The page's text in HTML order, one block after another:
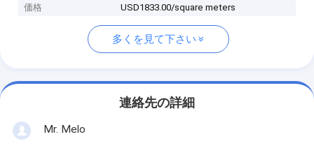
価格
USD1833.00/square meters
多くを見て下さい
連絡先の詳細
Mr. Melo